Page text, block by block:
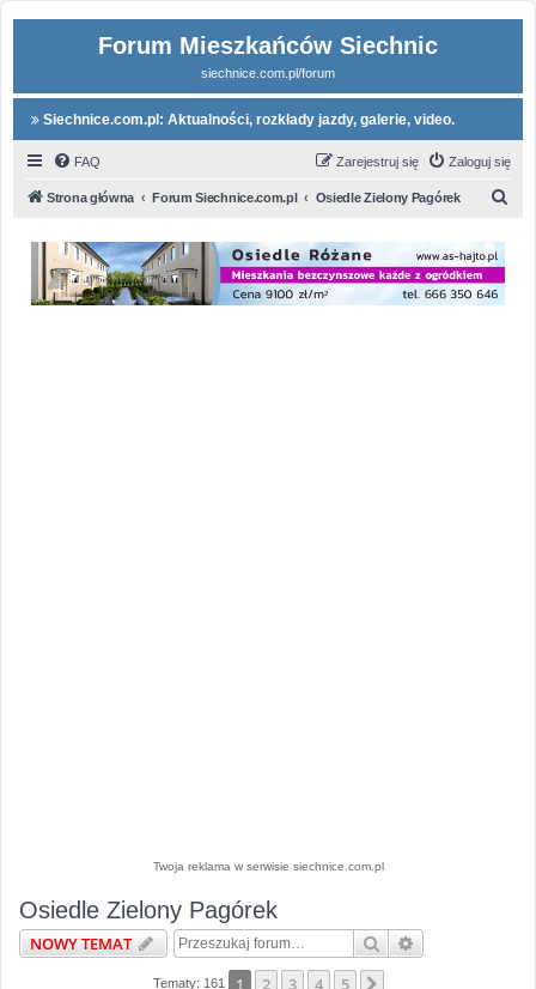
Forum Mieszkańców Siechnic
siechnice.com.pl/forum
Siechnice.com.pl: Aktualności, rozkłady jazdy, galerie, video.
FAQ Zaloguj się
Zarejestruj się
Strona główna Forum Siechnice.com.pl Osiedle Zielony Pagórek
Twoja reklama w serwisie siechnice.com.pl
Osiedle Zielony Pagórek
NOWY TEMAT Szukaj
Tematy: 161 1 2 3 4 5